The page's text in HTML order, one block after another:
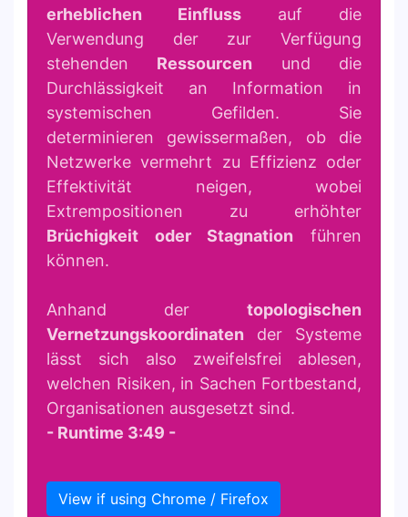
erheblichen Einfluss auf die
Verwendung der zur Verfügung
stehenden Ressourcen und die
Durchlässigkeit an Information in
systemischen Gefilden. Sie
determinieren gewissermaßen, ob die
Netzwerke vermehrt zu Effizienz oder
Effektivität neigen, wobei
Extrempositionen zu erhöhter
Brüchigkeit oder Stagnation führen
können.
Anhand der topologischen
Vernetzungskoordinaten der Systeme
lässt sich also zweifelsfrei ablesen,
welchen Risiken, in Sachen Fortbestand,
Organisationen ausgesetzt sind.
- Runtime 3:49 -
View if using Chrome / Firefox